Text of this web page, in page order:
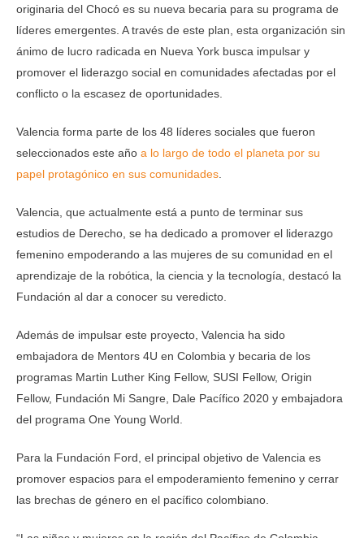
originaria del Chocó es su nueva becaria para su programa de
líderes emergentes. A través de este plan, esta organización sin
ánimo de lucro radicada en Nueva York busca impulsar y
promover el liderazgo social en comunidades afectadas por el
conflicto o la escasez de oportunidades.
Valencia forma parte de los 48 líderes sociales que fueron
seleccionados este año a lo largo de todo el planeta por su
papel protagónico en sus comunidades
Valencia, que actualmente está a punto de terminar sus
estudios de Derecho, se ha dedicado a promover el liderazgo
femenino empoderando a las mujeres de su comunidad en el
aprendizaje de la robótica, la ciencia y la tecnología, destacó la
Fundación al dar a conocer su veredicto.
Además de impulsar este proyecto, Valencia ha sido
embajadora de Mentors 4U en Colombia y becaria de los
programas Martin Luther King Fellow, SUSI Fellow, Origin
Fellow, Fundación Mi Sangre, Dale Pacífico 2020 y embajadora
del programa One Young World.
Para la Fundación Ford, el principal objetivo de Valencia es
promover espacios para el empoderamiento femenino y cerrar
las brechas de género en el pacífico colombiano.